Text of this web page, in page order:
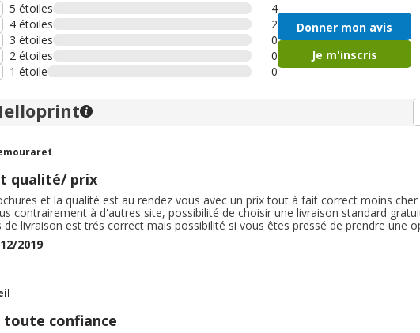
5 étoiles
4
4 étoiles
2
3 étoiles
0
2 étoiles
0
1 étoile
0
Donner mon avis
Je m'inscris
qualité/ prix
et la qualité est au rendez vous avec un prix tout à fait correct moins
contrairement à d'autres site, possibilité de choisir une livraison standard
de livraison est trés correct mais possibilité si vous êtes pressé de prendre une
. Je pense que je recommanderais très prochainement une plus grande quantité
2019
toute confiance